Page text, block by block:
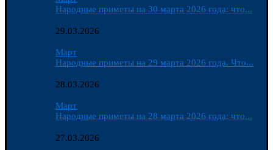
Народные приметы на 30 марта 2026 года: что...
29.03.2026
Март
Народные приметы на 29 марта 2026 года. Что...
28.03.2026
Март
Народные приметы на 28 марта 2026 года: что...
27.03.2026